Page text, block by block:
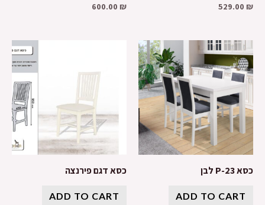
529.00 ₪
600.00 ₪
כסא P-23 לבן
ADD TO CART
כסא דגם פירנצה
ADD TO CART